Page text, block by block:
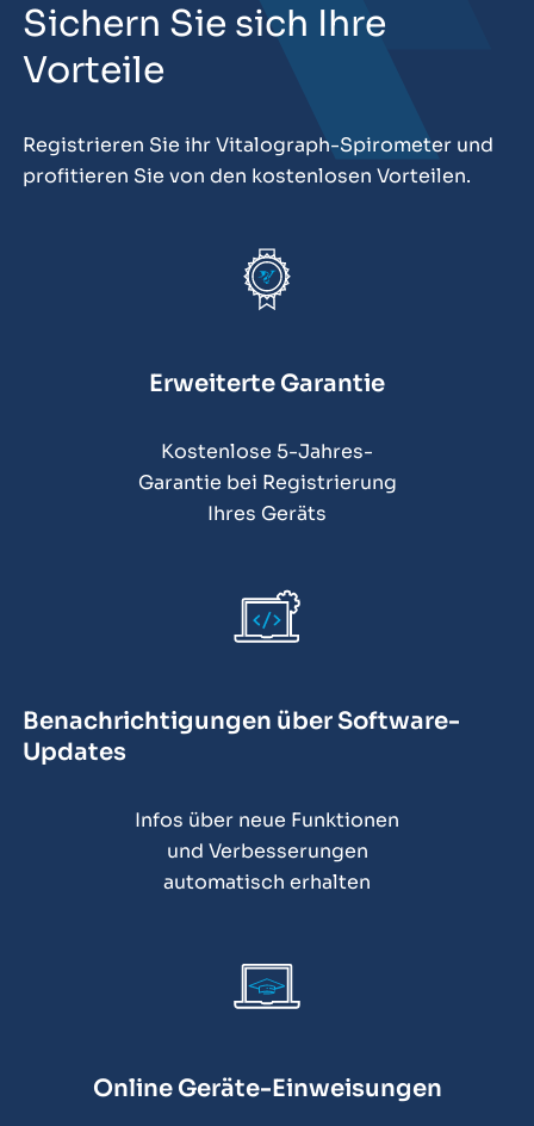
Sichern Sie sich Ihre
Vorteile
Registrieren Sie ihr Vitalograph-Spirometer und
profitieren Sie von den kostenlosen Vorteilen.
Erweiterte Garantie
Kostenlose 5-Jahres-
Garantie bei Registrierung
Ihres Geräts
Benachrichtigungen über Software-
Updates
Infos über neue Funktionen
und Verbesserungen
automatisch erhalten
Online Geräte-Einweisungen